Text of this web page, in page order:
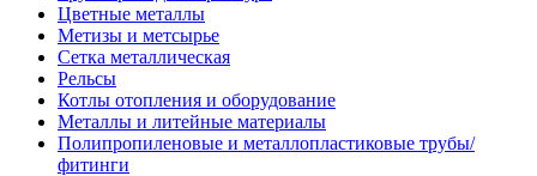
Цветные металлы
Метизы и метсырье
Сетка металлическая
Рельсы
Котлы отопления и оборудование
Металлы и литейные материалы
Полипропиленовые и металлопластиковые трубы/
фитинги